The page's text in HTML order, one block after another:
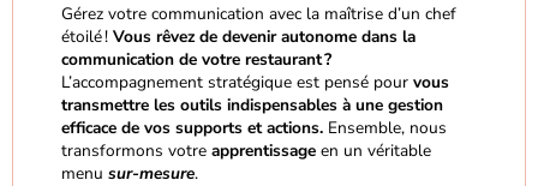
Gérez votre communication avec la maîtrise d’un chef
étoilé ! Vous rêvez de devenir autonome dans la
communication de votre restaurant?
L’accompagnement stratégique est pensé pour vous
transmettre les outils indispensables à une gestion
efficace de vos supports et actions. Ensemble, nous
transformons votre apprentissage en un véritable
menu sur-mesure.